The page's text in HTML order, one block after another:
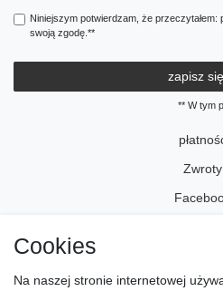
Niniejszym potwierdzam, że
swoją zgodę.**
zapisz się
** W tym
Zwroty
odcisk
Cookies
Na naszej stronie internetowej